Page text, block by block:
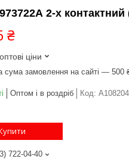
2-х
₴
ціни
сума замовлення на сайті — 500
Оптом і в роздріб Код: A108204
722-04-40